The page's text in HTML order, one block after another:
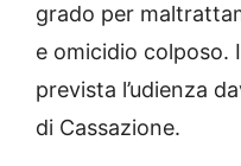
grado per
e omicidio colposo.
prevista l’udienza
di Cassazione.